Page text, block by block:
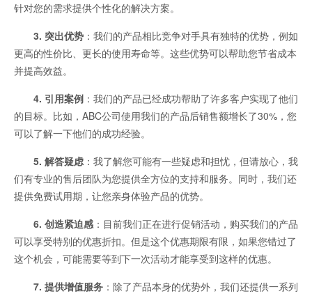
针对您的需求提供个性化的解决方案。
3. 突出优势 ：我们的产品相比竞争对手具有独特的优势，例如
更高的性价比、更长的使用寿命等。这些优势可以帮助您节省成本
并提高效益。
4. 引用案例 ：我们的产品已经成功帮助了许多客户实现了他们
的目标。比如，ABC公司使用我们的产品后销售额增长了30%，您
可以了解一下他们的成功经验。
5. 解答疑虑：我了解您可能有一些疑虑和担忧，但请放心，我
们有专业的售后团队为您提供全方位的支持和服务。同时，我们还
提供免费试用期，让您亲身体验产品的优势。
6. 创造紧迫感 ：目前我们正在进行促销活动，购买我们的产品
可以享受特别的优惠折扣。但是这个优惠期限有限，如果您错过了
这个机会，可能需要等到下一次活动才能享受到这样的优惠。
7. 提供增值服务 ：除了产品本身的优势外，我们还提供一系列